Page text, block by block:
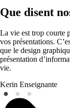
Que disent
La vie est trop courte
vos présentations.
que le design
présentation
vie.
Kerin Enseignante